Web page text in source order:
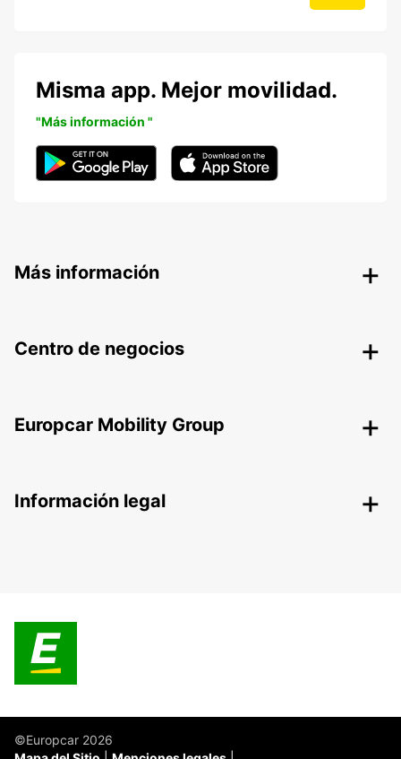
Misma app. Mejor movilidad.
"Más información "
Más información
Centro de negocios
Europcar Mobility Group
Información legal
©Europcar 2026